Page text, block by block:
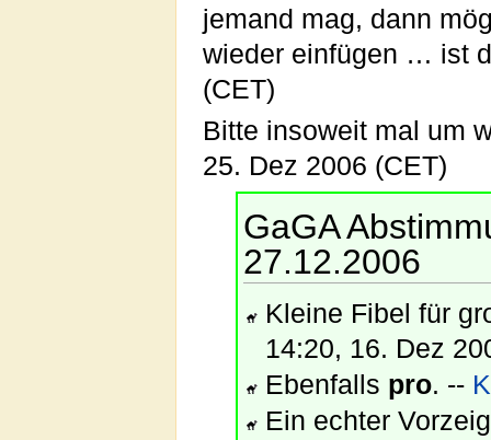
jemand mag, dann
wieder einfügen … ist
(CET)
Bitte insoweit mal um
25. Dez 2006 (CET)
GaGA
27.12.2006
Kleine Fibel für
14:20, 16. Dez
Ebenfalls pro. --
Ein echter